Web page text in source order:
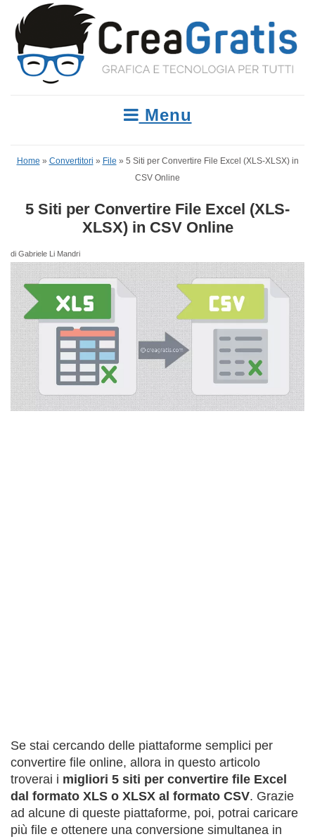
Menu
Home » Convertitori » File » 5 Siti per Convertire File Excel (XLS-XLSX) in
CSV Online
5 Siti per Convertire File Excel (XLS-
XLSX) in CSV Online
di Gabriele Li Mandri
Se stai cercando delle piattaforme semplici per
convertire file online, allora in questo articolo
troverai i migliori 5 siti per convertire file Excel
dal formato XLS o XLSX al formato CSV. Grazie
ad alcune di queste piattaforme, poi, potrai caricare
più file e ottenere una conversione simultanea in